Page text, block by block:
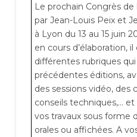
Le prochain Congrès de
par Jean-Louis Peix et
à Lyon du 13 au 15 juin
en cours d’élaboration,
différentes rubriques
précédentes éditions,
des sessions vidéo, des
conseils techniques,… et
vos travaux sous forme
orales ou affichées. A